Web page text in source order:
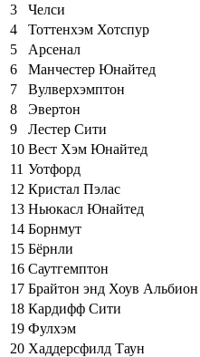
3
Челси
4
Тоттенхэм Хотспур
5
Арсенал
6
Манчестер Юнайтед
7
Вулверхэмптон
8
Эвертон
9
Лестер Сити
10 Вест Хэм Юнайтед
11 Уотфорд
12 Кристал Пэлас
13 Ньюкасл Юнайтед
14 Борнмут
15 Бёрнли
16 Саутгемптон
17 Брайтон энд Хоув Альбион
18 Кардифф Сити
19 Фулхэм
20 Хаддерсфилд Таун